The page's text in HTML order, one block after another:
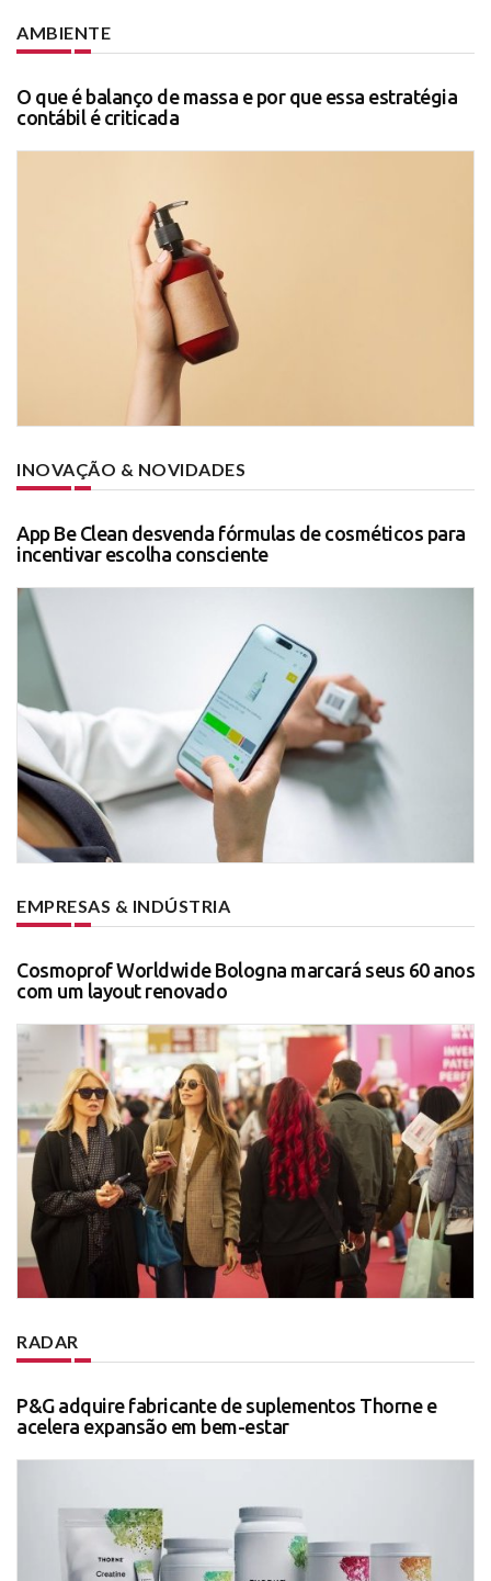
AMBIENTE
O que é balanço de massa e por que essa estratégia
contábil é criticada
INOVAÇÃO & NOVIDADES
App Be Clean desvenda fórmulas de cosméticos para
incentivar escolha consciente
EMPRESAS & INDÚSTRIA
Cosmoprof Worldwide Bologna marcará seus 60 anos
com um layout renovado
RADAR
P&G adquire fabricante de suplementos Thorne e
acelera expansão em bem-estar